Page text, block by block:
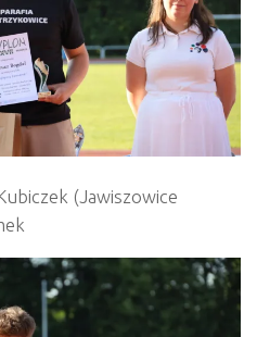
(Jawiszowice